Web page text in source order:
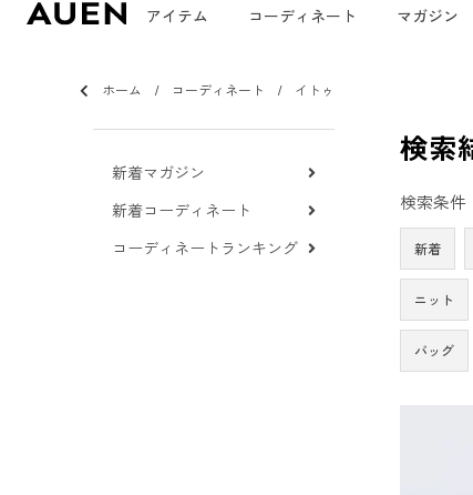
アイテム コーディネート マガジン
ホーム コーディネート イトゥ
新着マガジン
新着コーディネート
コーディネートランキング
検索
検索条件
新着
ニット
バッグ